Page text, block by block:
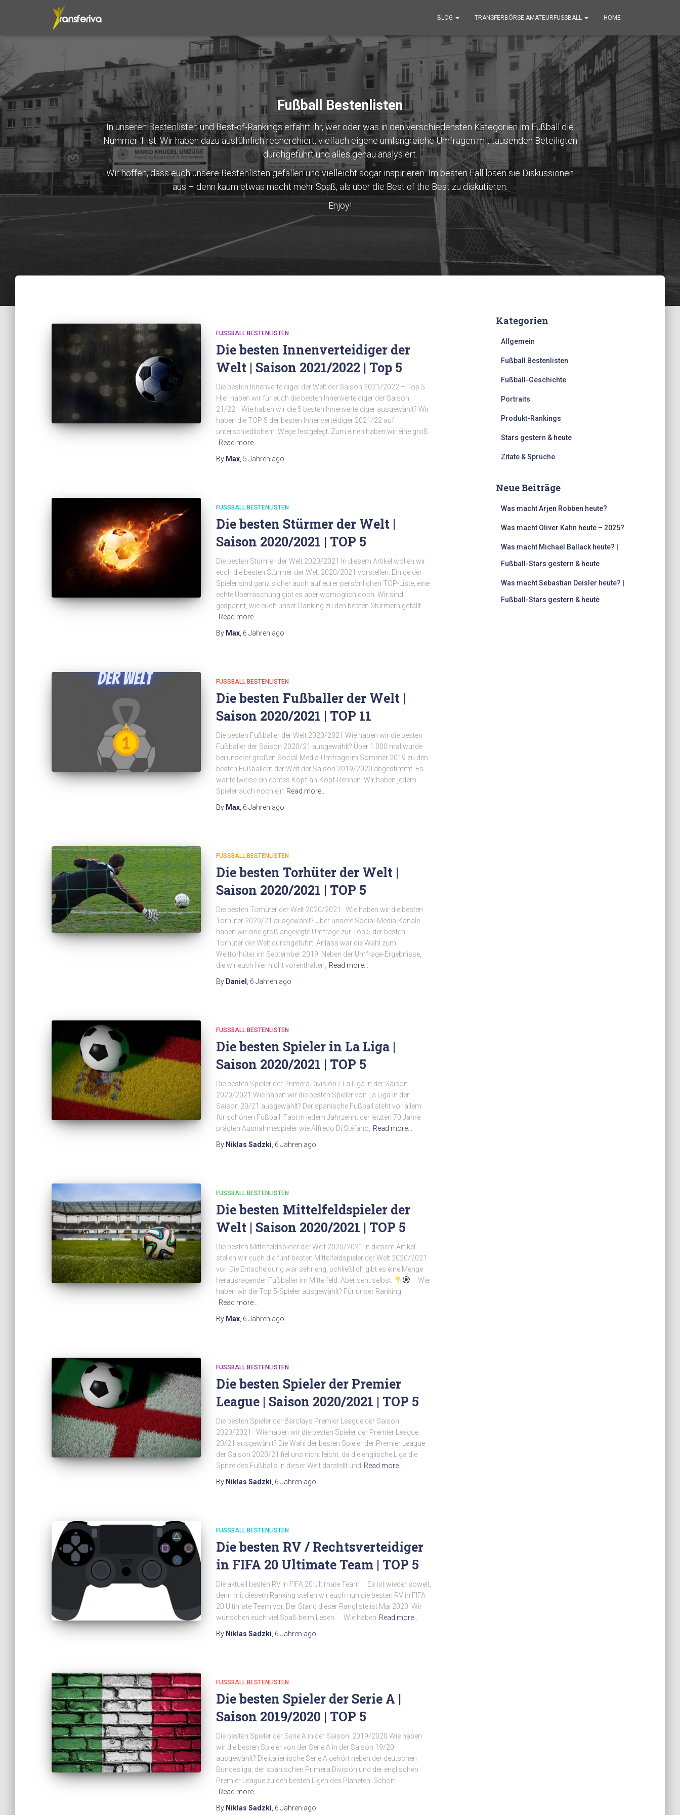
BLOG TRANSFERBÖRSE AMATEURFUSSBALL HOME
Fußball Bestenlisten
In unseren Bestenlisten und Best-of-Rankings erfahrt ihr, wer oder was in den verschiedensten Kategorien im Fußball die
Nummer 1 ist. Wir haben dazu ausführlich recherchiert, vielfach eigene umfangreiche Umfragen mit tausenden Beteiligten
durchgeführt und alles genau analysiert.
Wir hoffen, dass euch unsere Bestenlisten gefallen und vielleicht sogar inspirieren. Im besten Fall lösen sie Diskussionen
aus – denn kaum etwas macht mehr Spaß, als über die Best of the Best zu diskutieren.
Enjoy!
FUSSBALL BESTENLISTEN
Die besten Innenverteidiger der
Welt | Saison 2021/2022 | Top 5
Die besten Innenverteidiger der Welt der Saison 2021/2022 – Top 5
Hier haben wir für euch die besten Innenverteidiger der Saison
21/22. Wie haben wir die 5 besten Innenverteidiger ausgewählt? Wir
haben die TOP 5 der besten Innenverteidiger 2021/22 auf
unterschiedlichem Wege festgelegt. Zum einen haben wir eine groß
Read more…
By Max 5 Jahren ago
FUSSBALL BESTENLISTEN
Die besten Stürmer der Welt |
Saison 2020/2021 | TOP 5
Die besten Stürmer der Welt 2020/2021 In diesem Artikel wollen wir
euch die besten Stürmer der Welt 2020/2021 vorstellen. Einige der
Spieler sind ganz sicher auch auf eurer persönlichen TOP-Liste, eine
echte Überraschung gibt es aber womöglich doch. Wir sind
gespannt, wie euch unser Ranking zu den besten Stürmern gefällt.
Read more…
By Max 6 Jahren ago
FUSSBALL BESTENLISTEN
Die besten Fußballer der Welt |
Saison 2020/2021 | TOP 11
Die besten Fußballer der Welt 2020/2021 Wie haben wir die besten
Fußballer der Saison 2020/21 ausgewählt? Über 1.000 mal wurde
bei unserer großen Social-Media-Umfrage im Sommer 2019 zu den
besten Fußballern der Welt der Saison 2019/2020 abgestimmt. Es
war teilweise ein echtes Kopf-an-Kopf-Rennen. Wir haben jedem
Spieler auch noch ein Read more…
By Max 6 Jahren ago
FUSSBALL BESTENLISTEN
Die besten Torhüter der Welt |
Saison 2020/2021 | TOP 5
Die besten Torhüter der Welt 2020/2021 Wie haben wir die besten
Torhüter 2020/21 ausgewählt? Über unsere Social-Media-Kanäle
haben wir eine groß angelegte Umfrage zur Top 5 der besten
Torhüter der Welt durchgeführt. Anlass war die Wahl zum
Welttorhüter im September 2019. Neben der Umfrage-Ergebnisse,
die wir euch hier nicht vorenthalten,
Read more…
By Daniel 6 Jahren ago
FUSSBALL BESTENLISTEN
Die besten Spieler in La Liga |
Saison 2020/2021 | TOP 5
Die besten Spieler der Primera División / La Liga in der Saison
2020/2021 Wie haben wir die besten Spieler von La Liga in der
Saison 20/21 ausgewählt? Der spanische Fußball steht vor allem
für schönen Fußball. Fast in jedem Jahrzehnt der letzten 70 Jahre
prägten Ausnahmespieler wie Alfredo Di Stéfano,
Read more…
By Niklas Sadzki 6 Jahren ago
FUSSBALL BESTENLISTEN
Die besten Mittelfeldspieler der
Welt | Saison 2020/2021 | TOP 5
Die besten Mittelfeldspieler der Welt 2020/2021 In diesem Artikel
stellen wir euch die fünf besten Mittelfeldspieler der Welt 2020/2021
vor. Die Entscheidung war sehr eng, schließlich gibt es eine Menge
herausragender Fußballer im Mittelfeld. Aber seht selbst.
Wie
haben wir die Top 5-Spieler ausgewählt? Für unser Ranking
Read more…
By Max 6 Jahren ago
FUSSBALL BESTENLISTEN
Die besten Spieler der Premier
League | Saison 2020/2021 | TOP 5
Die besten Spieler der Barclays Premier League der Saison
2020/2021 Wie haben wir die besten Spieler der Premier League
20/21 ausgewählt? Die Wahl der besten Spieler der Premier League
der Saison 2020/21 fiel uns nicht leicht, da die englische Liga die
Spitze des Fußballs in dieser Welt darstellt und Read more…
By Niklas Sadzki 6 Jahren ago
FUSSBALL BESTENLISTEN
Die besten RV / Rechtsverteidiger
in FIFA 20 Ultimate Team | TOP 5
Die aktuell besten RV in FIFA 20 Ultimate Team Es ist wieder soweit,
denn mit diesem Ranking stellen wir euch nun die besten RV in FIFA
20 Ultimate Team vor. Der Stand dieser Rangliste ist Mai 2020. Wir
wünschen euch viel Spaß beim Lesen. Wie haben Read more…
By Niklas Sadzki 6 Jahren ago
FUSSBALL BESTENLISTEN
Die besten Spieler der Serie A |
Saison 2019/2020 | TOP 5
Die besten Spieler der Serie A in der Saison 2019/2020 Wie haben
wir die besten Spieler von der Serie A in der Saison 19/20
ausgewählt? Die italienische Serie A gehört neben der deutschen
Bundesliga, der spanischen Primera División und der englischen
Premier League zu den besten Ligen des Planeten. Schon
Read more…
By Niklas Sadzki 6 Jahren ago
Kategorien
Allgemein
Fußball Bestenlisten
Fußball-Geschichte
Portraits
Produkt-Rankings
Stars gestern & heute
Zitate & Sprüche
Neue Beiträge
Was macht Arjen Robben heute?
Was macht Oliver Kahn heute – 2025?
Was macht Michael Ballack heute? |
Fußball-Stars gestern & heute
Was macht Sebastian Deisler heute? |
Fußball-Stars gestern & heute